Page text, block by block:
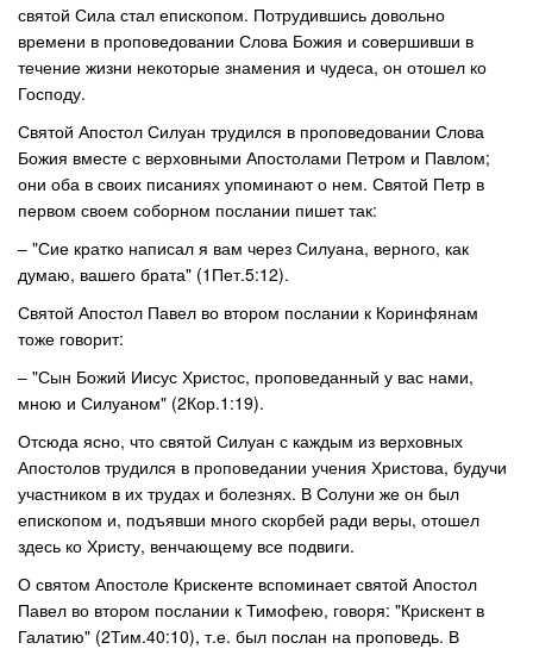
святой Сила стал епископом. Потрудившись довольно
времени в проповедовании Слова Божия и совершивши в
течение жизни некоторые знамения и чудеса, он отошел ко
Господу.
Святой Апостол Силуан трудился в проповедовании Слова
Божия вместе с верховными Апостолами Петром и Павлом;
они оба в своих писаниях упоминают о нем. Святой Петр в
первом своем соборном послании пишет так:
– "Сие кратко написал я вам через Силуана, верного, как
думаю, вашего брата" (1Пет.5:12).
Святой Апостол Павел во втором послании к Коринфянам
тоже говорит:
– "Сын Божий Иисус Христос, проповеданный у вас нами,
мною и Силуаном" (2Кор.1:19).
Отсюда ясно, что святой Силуан с каждым из верховных
Апостолов трудился в проповедании учения Христова, будучи
участником в их трудах и болезнях. В Солуни же он был
епископом и, подъявши много скорбей ради веры, отошел
здесь ко Христу, венчающему все подвиги.
О святом Апостоле Крискенте вспоминает святой Апостол
Павел во втором послании к Тимофею, говоря: "Крискент в
Галатию" (2Тим.40:10), т.е. был послан на проповедь. В